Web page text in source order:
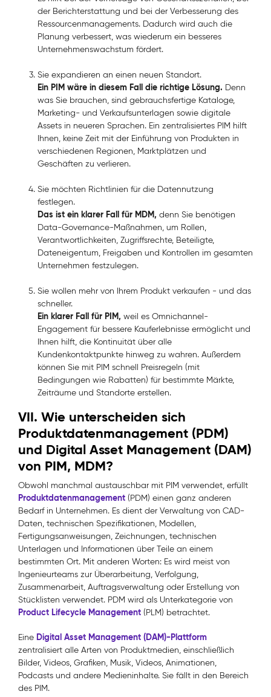
der Berichterstattung und bei der Verbesserung des
Ressourcenmanagements. Dadurch wird auch die
Planung verbessert, was wiederum ein besseres
Unternehmenswachstum fördert.
Sie expandieren an einen neuen Standort.
Ein PIM wäre in diesem Fall die richtige Lösung. Denn
was Sie brauchen, sind gebrauchsfertige Kataloge,
Marketing- und Verkaufsunterlagen sowie digitale
Assets in neueren Sprachen. Ein zentralisiertes PIM hilft
Ihnen, keine Zeit mit der Einführung von Produkten in
verschiedenen Regionen, Marktplätzen und
Geschäften zu verlieren.
Sie möchten Richtlinien für die Datennutzung
festlegen.
Das ist ein klarer Fall für MDM, denn Sie benötigen
Data-Governance-Maßnahmen, um Rollen,
Verantwortlichkeiten, Zugriffsrechte, Beteiligte,
Dateneigentum, Freigaben und Kontrollen im gesamten
Unternehmen festzulegen.
Sie wollen mehr von Ihrem Produkt verkaufen - und das
schneller.
Ein klarer Fall für PIM, weil es Omnichannel-
Engagement für bessere Kauferlebnisse ermöglicht und
Ihnen hilft, die Kontinuität über alle
Kundenkontaktpunkte hinweg zu wahren. Außerdem
können Sie mit PIM schnell Preisregeln (mit
Bedingungen wie Rabatten) für bestimmte Märkte,
Zeiträume und Standorte erstellen.
VII. Wie unterscheiden sich
Produktdatenmanagement (PDM)
und Digital Asset Management (DAM)
von PIM, MDM?
Obwohl manchmal austauschbar mit PIM verwendet, erfüllt
Produktdatenmanagement (PDM) einen ganz anderen
Bedarf in Unternehmen. Es dient der Verwaltung von CAD-
Daten, technischen Spezifikationen, Modellen,
Fertigungsanweisungen, Zeichnungen, technischen
Unterlagen und Informationen über Teile an einem
bestimmten Ort. Mit anderen Worten: Es wird meist von
Ingenieurteams zur Überarbeitung, Verfolgung,
Zusammenarbeit, Auftragsverwaltung oder Erstellung von
Stücklisten verwendet. PDM wird als Unterkategorie von
Product Lifecycle Management (PLM) betrachtet.
Eine Digital Asset Management (DAM)-Plattform
zentralisiert alle Arten von Produktmedien, einschließlich
Bilder, Videos, Grafiken, Musik, Videos, Animationen,
Podcasts und andere Medieninhalte. Sie fällt in den Bereich
des PIM.